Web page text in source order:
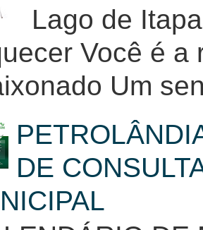
Lago de
Você é a
Um
DE